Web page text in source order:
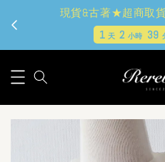
現貨&古著★超商取
1 天 2 小時 39